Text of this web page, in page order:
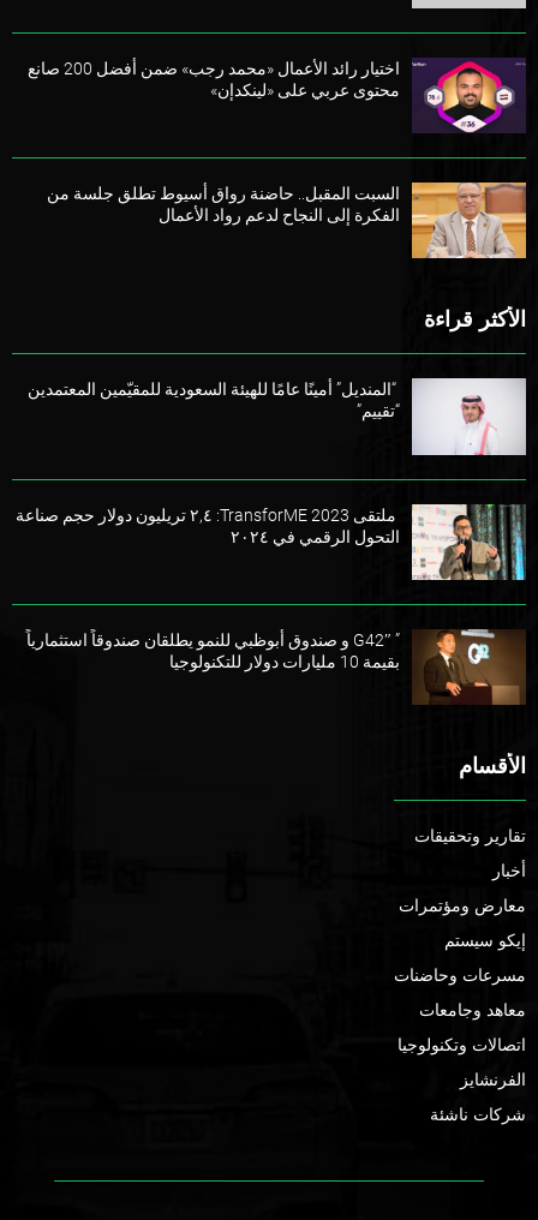
اختيار رائد الأعمال «محمد رجب» ضمن أفضل 200 صانع
محتوى عربي على «لينكدإن»
السبت المقبل.. حاضنة رواق أسيوط تطلق جلسة من
الفكرة إلى النجاح لدعم رواد الأعمال
الأكثر قراءة
“المنديل” أمينًا عامًا للهيئة السعودية للمقيّمين المعتمدين
“تقييم”
ملتقى TransforME 2023: ٢,٤ تريليون دولار حجم صناعة
التحول الرقمي في ٢٠٢٤
” G42″ و صندوق أبوظبي للنمو يطلقان صندوقاً استثمارياً
بقيمة 10 مليارات دولار للتكنولوجيا
الأقسام
تقارير وتحقيقات
أخبار
معارض ومؤتمرات
إيكو سيستم
مسرعات وحاضنات
معاهد وجامعات
اتصالات وتكنولوجيا
الفرنشايز
شركات ناشئة